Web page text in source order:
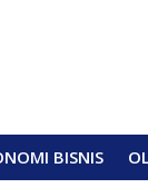
BISNIS